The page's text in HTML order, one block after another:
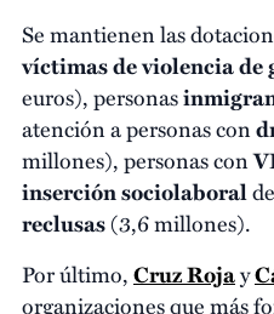
Se mantienen las
víctimas de violencia de
euros), personas
atención a personas con
millones), personas con
inserción sociolaboral
reclusas(3,6 millones).
Por último,Cruz Rojay
organizaciones que más